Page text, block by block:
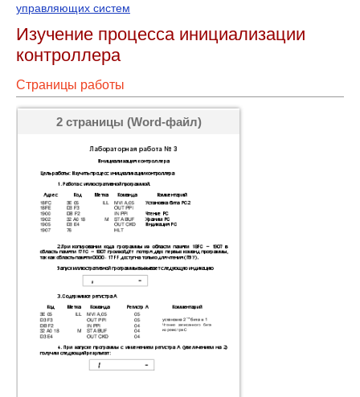
управляющих систем
Изучение процесса инициализации
контроллера
Страницы работы
2 страницы (Word-файл)